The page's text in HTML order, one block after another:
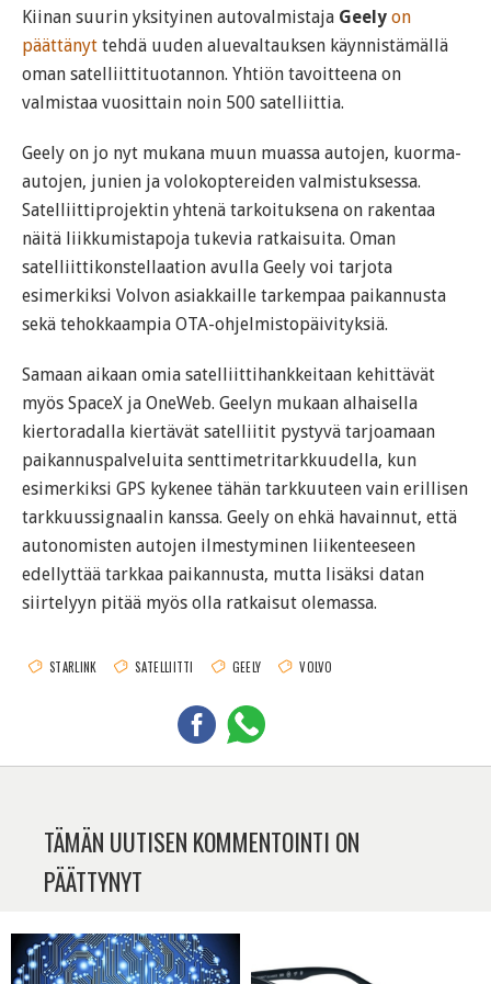
Kiinan suurin yksityinen autovalmistaja Geely on
päättänyt tehdä uuden aluevaltauksen käynnistämällä
oman satelliittituotannon. Yhtiön tavoitteena on
valmistaa vuosittain noin 500 satelliittia.
Geely on jo nyt mukana muun muassa autojen, kuorma-
autojen, junien ja volokoptereiden valmistuksessa.
Satelliittiprojektin yhtenä tarkoituksena on rakentaa
näitä liikkumistapoja tukevia ratkaisuita. Oman
satelliittikonstellaation avulla Geely voi tarjota
esimerkiksi Volvon asiakkaille tarkempaa paikannusta
sekä tehokkaampia OTA-ohjelmistopäivityksiä.
Samaan aikaan omia satelliittihankkeitaan kehittävät
myös SpaceX ja OneWeb. Geelyn mukaan alhaisella
kiertoradalla kiertävät satelliitit pystyvä tarjoamaan
paikannuspalveluita senttimetritarkkuudella, kun
esimerkiksi GPS kykenee tähän tarkkuuteen vain erillisen
tarkkuussignaalin kanssa. Geely on ehkä havainnut, että
autonomisten autojen ilmestyminen liikenteeseen
edellyttää tarkkaa paikannusta, mutta lisäksi datan
siirtelyyn pitää myös olla ratkaisut olemassa.
STARLINK SATELLIITTI GEELY VOLVO
TÄMÄN UUTISEN KOMMENTOINTI ON
PÄÄTTYNYT